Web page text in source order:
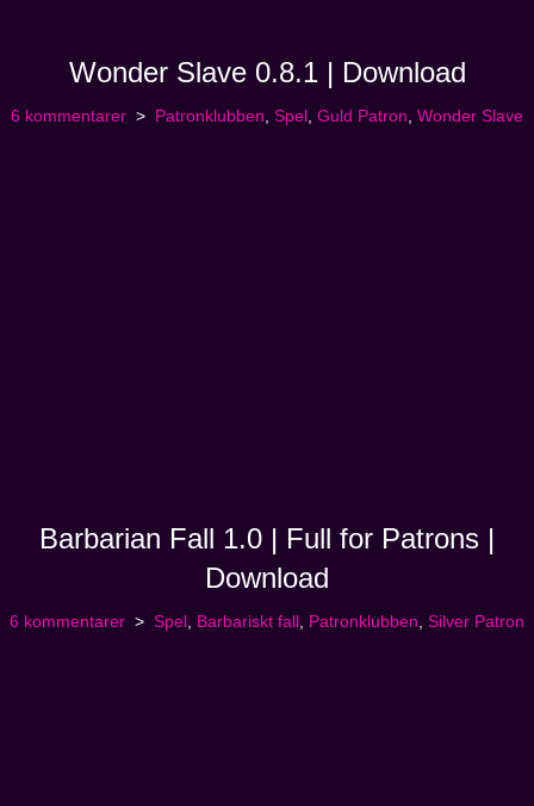
Wonder Slave 0.8.1 | Download
6 kommentarer Patronklubben Spel Guld Patron Wonder Slave
Barbarian Fall 1.0 | Full for Patrons |
Download
6 kommentarer Spel , Barbariskt fall , Patronklubben, Silver Patron